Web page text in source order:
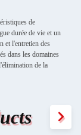
de
durée de vie et un
et l'entretien des
dans les domaines
de la